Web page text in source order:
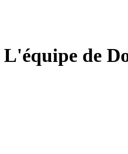
L'équipe de